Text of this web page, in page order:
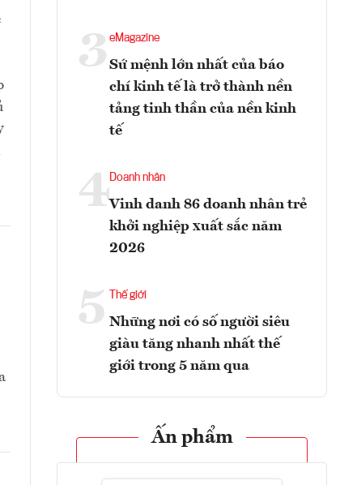
3 eMagazine
Sứ mệnh lớn nhất của báo
chí kinh tế là trở thành nền
tảng tinh thần của nền kinh
tế
4Doanh nhân
Vinh danh 86 doanh nhân trẻ
khởi nghiệp xuất sắc năm
2026
5 Thế giới
Những nơi có số người siêu
giàu tăng nhanh nhất thế
giới trong 5 năm qua
Ấn phẩm